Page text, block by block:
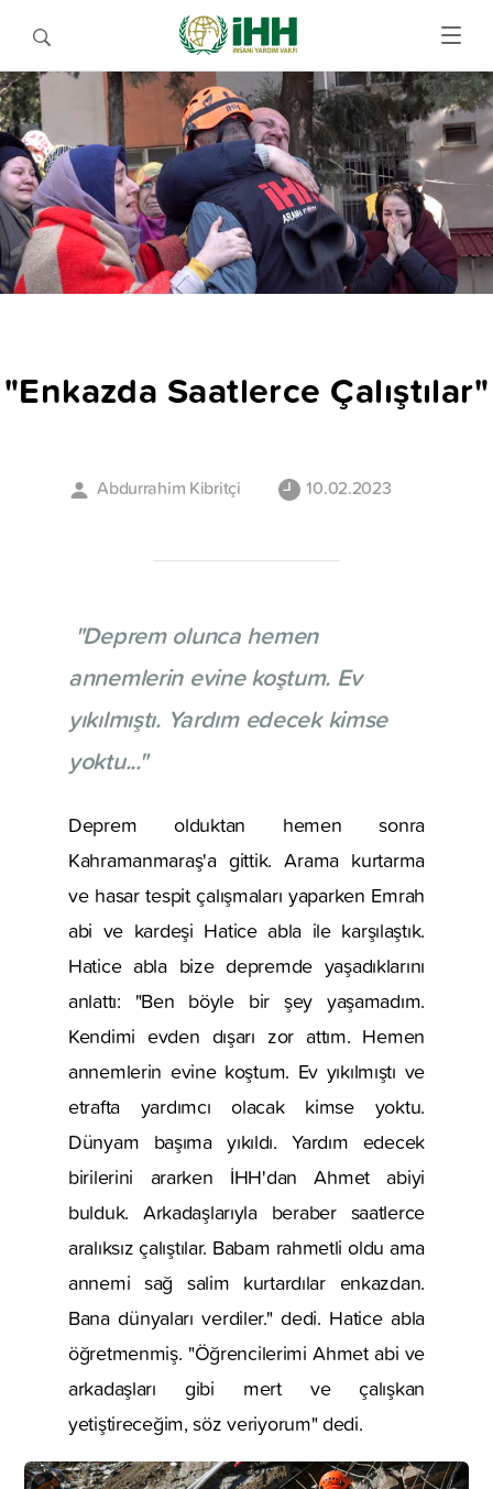
"Enkazda Saatlerce Çalıştılar"
Abdurrahim Kibritçi 10.02.2023
"Deprem olunca hemen
annemlerin evine koştum. Ev
yıkılmıştı. Yardım edecek kimse
yoktu..."
Deprem olduktan hemen sonra
Kahramanmaraş'a gittik. Arama kurtarma
ve hasar tespit çalışmaları yaparken Emrah
abi ve kardeşi Hatice abla ile karşılaştık.
Hatice abla bize depremde yaşadıklarını
anlattı: "Ben böyle bir şey yaşamadım.
Kendimi evden dışarı zor attım. Hemen
annemlerin evine koştum. Ev yıkılmıştı ve
etrafta yardımcı olacak kimse yoktu.
Dünyam başıma yıkıldı. Yardım edecek
birilerini ararken İHH'dan Ahmet abiyi
bulduk. Arkadaşlarıyla beraber saatlerce
aralıksız çalıştılar. Babam rahmetli oldu ama
annemi sağ salim kurtardılar enkazdan.
Bana dünyaları verdiler." dedi. Hatice abla
öğretmenmiş. "Öğrencilerimi Ahmet abi ve
arkadaşları gibi mert ve çalışkan
yetiştireceğim, söz veriyorum" dedi.